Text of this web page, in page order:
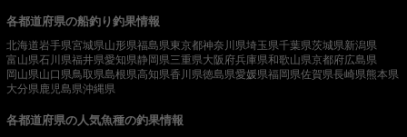
各都道府県の船釣り釣果情報
北海道岩手県宮城県山形県福島県東京都神奈川県埼玉県千葉県茨城県新潟県
富山県石川県福井県愛知県静岡県三重県大阪府兵庫県和歌山県京都府広島県
岡山県山口県鳥取県島根県高知県香川県徳島県愛媛県福岡県佐賀県長崎県熊本県
大分県鹿児島県沖縄県
各都道府県の人気魚種の釣果情報